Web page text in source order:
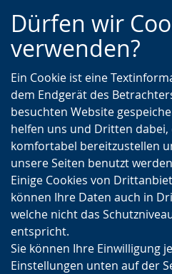
Dürfen wir
verwenden?
Ein Cookie ist eine
dem Endgerät des
besuchten Website
helfen uns und Dritten
komfortabel bereitzustellen
unsere Seiten benutzt
Einige Cookies von
können Ihre Daten auch in
welche nicht das
entspricht.
Sie können Ihre Einwilligung
Einstellungen unten auf der